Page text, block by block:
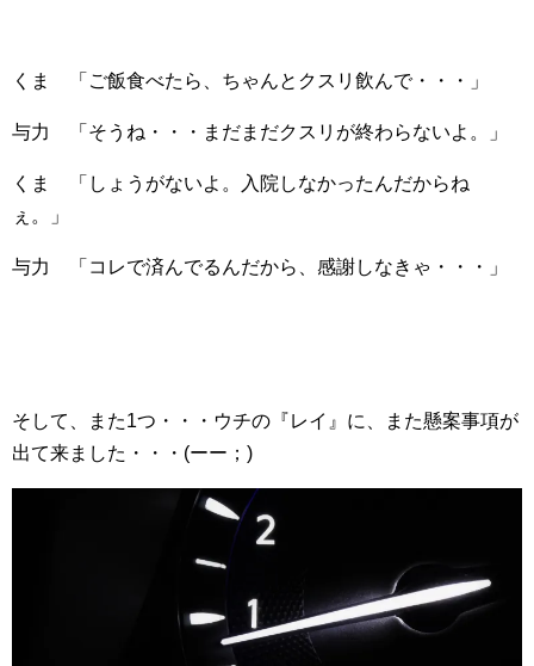
くま 「ご飯食べたら、ちゃんとクスリ飲んで・・・」
与力 「そうね・・・まだまだクスリが終わらないよ。」
くま 「しょうがないよ。入院しなかったんだからね
ぇ。」
与力 「コレで済んでるんだから、感謝しなきゃ・・・」
そして、また1つ・・・ウチの『レイ』に、また懸案事項が
出て来ました・・・(ーー；)